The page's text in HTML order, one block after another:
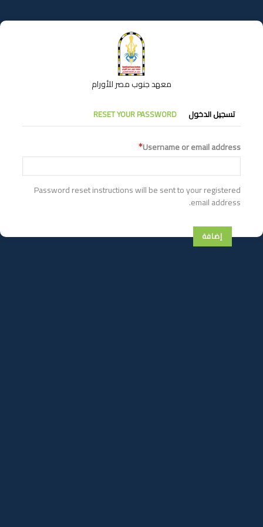
إلى
المحتوى
معهد جنوب مصر للأورام
التبويبات
الأساسية
تسجيل الدخول RESET YOUR PASSWORD
Username or email address
Password reset instructions will be sent to your registered
email address.